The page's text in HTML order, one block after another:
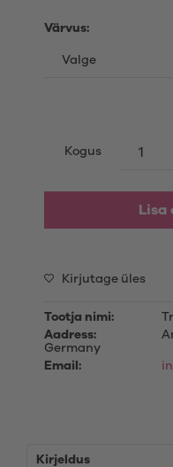
Värvus:
Kogus
Lisa
Kirjutage üles
Tootja nimi:
Aadress:
Germany
Email:
Kirjeldus